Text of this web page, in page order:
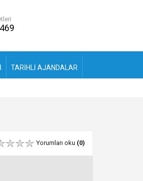
TARİHLİ AJANDALAR
Yorumları oku (0)